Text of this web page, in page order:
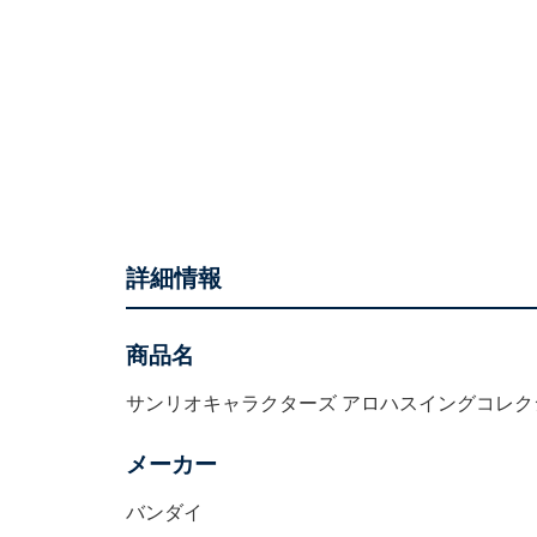
詳細情報
商品名
サンリオキャラクターズ アロハスイングコレ
メーカー
バンダイ